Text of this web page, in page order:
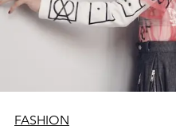
FASHION